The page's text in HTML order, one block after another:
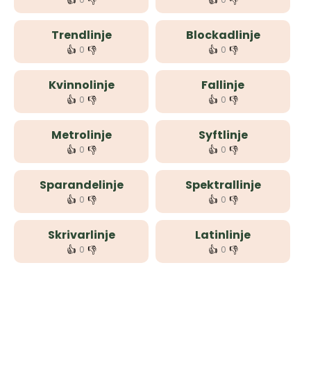
Trendlinje
👍 0 👎
Blockadlinje
👍 0 👎
Kvinnolinje
👍 0 👎
Fallinje
👍 0 👎
Metrolinje
👍 0 👎
Syftlinje
👍 0 👎
Sparandelinje
👍 0 👎
Spektrallinje
👍 0 👎
Skrivarlinje
👍 0 👎
Latinlinje
👍 0 👎